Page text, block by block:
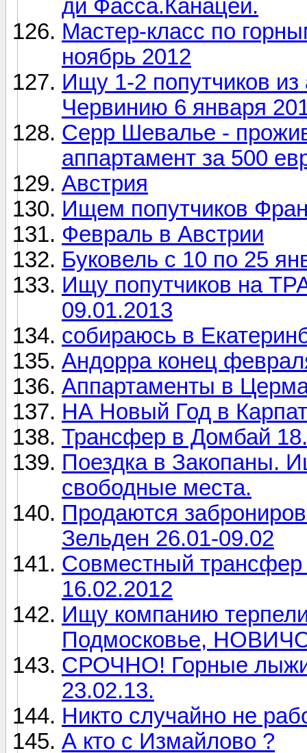
ди Фасса.Канацеи.
Мастер-класс по
ноябрь 2012
Ищу 1-2 попутчиков
Червинию 6 января
Серр Шевалье -
аппартамент за 500
Австрия
Ищем попутчиков
Февраль в Австрии
Буковель с 10 по 25
Ищу попутчиков на
09.01.2013
собираюсь в
Андорра конец
Аппартаменты в
НА Новый Год в
Трансфер в Домбай
Поездка в Закопаны.
свободные места.
Продаются
Зельден 26.01-09.02
Совместный трансфер
16.02.2012
Ищу компанию
Подмосковье,
СРОЧНО! Горные
23.02.13.
Никто случайно не
А кто с Измайлово ?